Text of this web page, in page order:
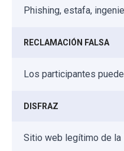
Phishing, estafa,
RECLAMACIÓN FALSA
Los participantes
DISFRAZ
Sitio web legítimo de la